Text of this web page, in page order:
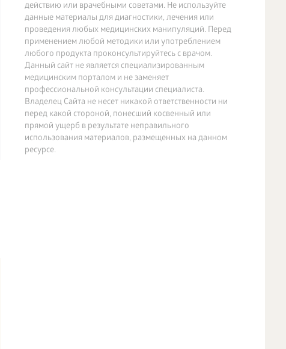
действию или врачебными советами. Не используйте
данные материалы для диагностики, лечения или
проведения любых медицинских манипуляций. Перед
применением любой методики или употреблением
любого продукта проконсультируйтесь с врачом.
Данный сайт не является специализированным
медицинским порталом и не заменяет
профессиональной консультации специалиста.
Владелец Сайта не несет никакой ответственности ни
перед какой стороной, понесший косвенный или
прямой ущерб в результате неправильного
использования материалов, размещенных на данном
ресурсе.